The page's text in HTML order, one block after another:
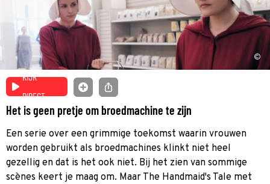
©
KIJK
DIRECT
Het is geen pretje om broedmachine te zijn
Een serie over een grimmige toekomst waarin vrouwen
worden gebruikt als broedmachines klinkt niet heel
gezellig en dat is het ook niet. Bij het zien van sommige
scènes keert je maag om. Maar The Handmaid's Tale met